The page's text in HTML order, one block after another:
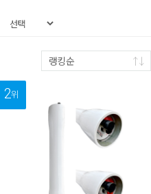
랭킹순
2위